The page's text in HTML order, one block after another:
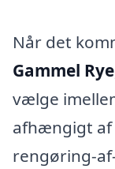
Når det
Gammel Rye
vælge
afhængigt af
rengøring-